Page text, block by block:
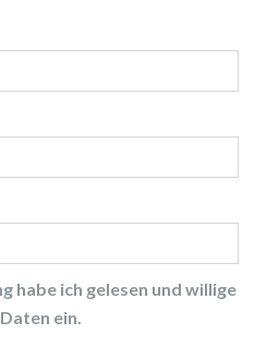
habe ich gelesen und willige
ein.